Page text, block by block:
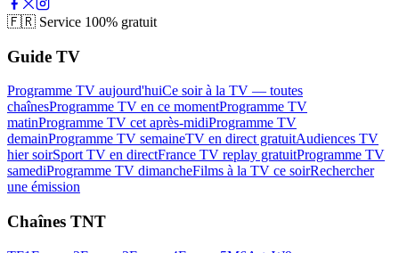
🇫🇷 Service 100% gratuit
Guide TV
Programme TV aujourd'huiCe soir à la TV — toutes
chaînesProgramme TV en ce momentProgramme TV
matinProgramme TV cet après-midiProgramme TV
demainProgramme TV semaineTV en direct gratuitAudiences TV
hier soirSport TV en directFrance TV replay gratuitProgramme TV
samediProgramme TV dimancheFilms à la TV ce soirRechercher
une émission
Chaînes TNT